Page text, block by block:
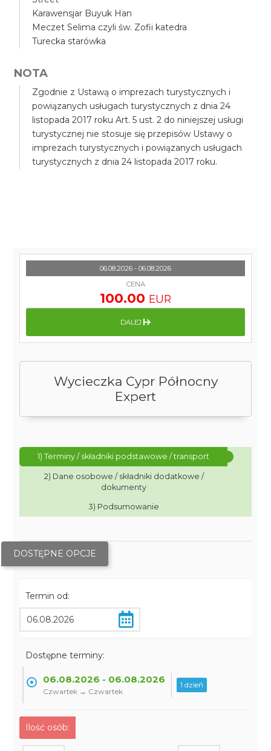
Karawensjar Buyuk Han
Meczet Selima czyli św. Zofii katedra
Turecka starówka
NOTA
Zgodnie z Ustawą o imprezach turystycznych i
powiązanych usługach turystycznych z dnia 24
listopada 2017 roku Art. 5 ust. 2 do niniejszej usługi
turystycznej nie stosuje się przepisów Ustawy o
imprezach turystycznych i powiązanych usługach
turystycznych z dnia 24 listopada 2017 roku.
Wycieczka Cypr Północny
Expert
1) Terminy / składniki podstawowe / transport
2) Dane osobowe / składniki dodatkowe /
dokumenty
3) Podsumowanie
DOSTĘPNE OPCJE
Termin od:
Dostępne terminy:
06.08.2026 - 06.08.2026
Czwartek → Czwartek
1 dzień
Ilość osób:
06.08.2026 - 06.08.2026
CENA
100.00 EUR
DALEJ